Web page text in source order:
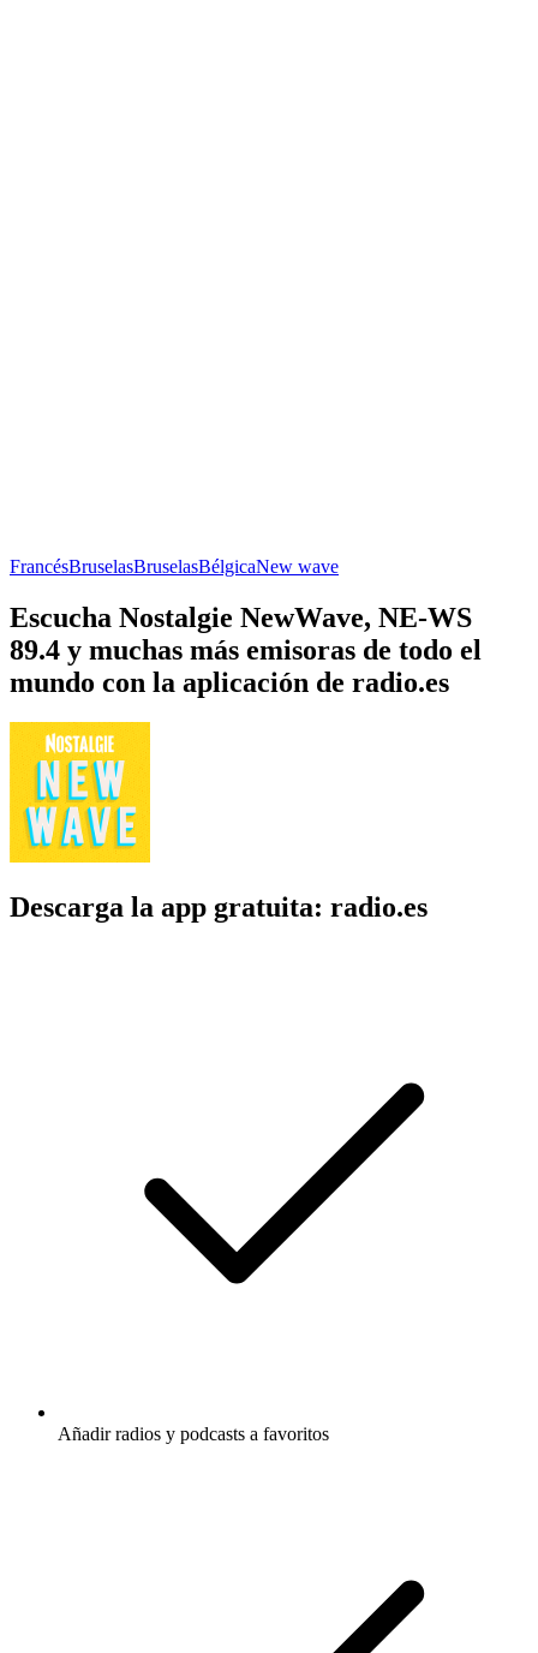
FrancésBruselasBruselasBélgicaNew wave
Escucha Nostalgie NewWave, NE-WS
89.4 y muchas más emisoras de todo el
mundo con la aplicación de radio.es
Descarga la app gratuita: radio.es
Añadir radios y podcasts a favoritos